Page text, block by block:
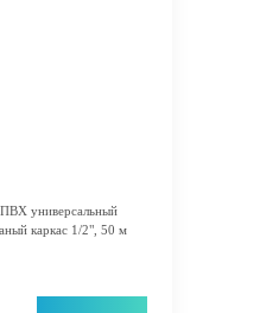
универсальный
каркас 1/2", 50 м